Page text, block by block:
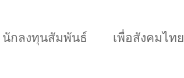
นักลงทุนสัมพันธ์ เพื่อสังคมไทย